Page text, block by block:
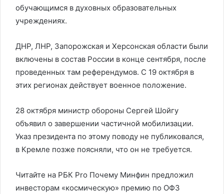
обучающимся в духовных образовательных
учреждениях.
ДНР, ЛНР, Запорожская и Херсонская области были
включены в состав России в конце сентября, после
проведенных там референдумов. С 19 октября в
этих регионах действует военное положение.
28 октября министр обороны Сергей Шойгу
объявил о завершении частичной мобилизации.
Указ президента по этому поводу не публиковался,
в Кремле позже поясняли, что он не требуется.
Читайте на РБК Pro Почему Минфин предложил
инвесторам «космическую» премию по ОФЗ